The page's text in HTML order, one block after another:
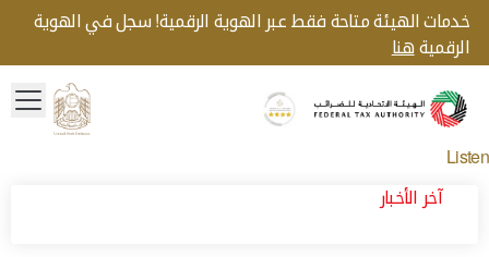
خدمات الهيئة متاحة فقط عبر الهوية الرقمية! سجل في الهوية
الرقميةهنا
Logo
Gold star Logo
Listen
آخر الأخبار